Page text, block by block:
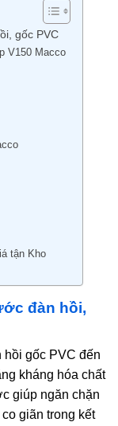
gốc PVC
V150 Macco
tận Kho
đàn hồi,
hồi gốc PVC đến
kháng hóa chất
giúp ngăn chặn
giãn trong kết